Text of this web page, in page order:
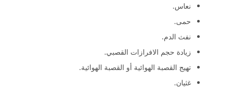
نعاس.
حمى.
نفث الدم.
زيادة حجم الافرازات القصبي.
تهيج القصبة الهوائية أو القصبة الهوائية.
غثيان.